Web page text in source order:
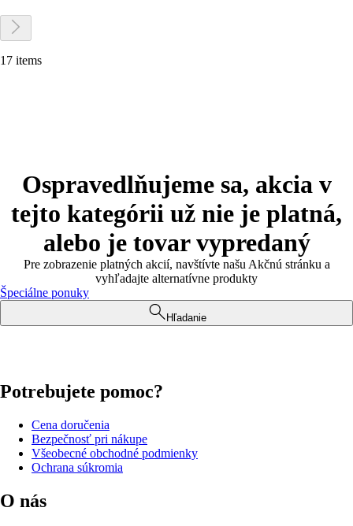
17 items
Ospravedlňujeme sa, akcia v
tejto kategórii už nie je platná,
alebo je tovar vypredaný
Pre zobrazenie platných akcií, navštívte našu Akčnú stránku a
vyhľadajte alternatívne produkty
Špeciálne ponuky
Hľadanie
Potrebujete pomoc?
Cena doručenia
Bezpečnosť pri nákupe
Všeobecné obchodné podmienky
Ochrana súkromia
O nás